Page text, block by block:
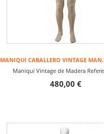
MANIQUI CABALLERO VINTAGE
Maniqui Vintage de Madera
480,00 €